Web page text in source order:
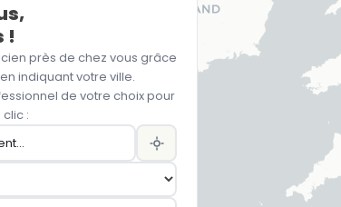
!
près de chez vous grâce
indiquant votre ville.
de votre choix pour
: